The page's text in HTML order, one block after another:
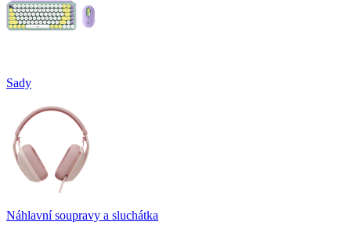
Sady
Náhlavní soupravy a sluchátka